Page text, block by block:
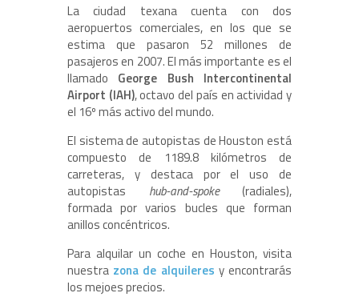
La ciudad texana cuenta con dos
aeropuertos comerciales, en los que se
estima que pasaron 52 millones de
pasajeros en 2007. El más importante es el
llamado George Bush Intercontinental
Airport (IAH), octavo del país en actividad y
el 16º más activo del mundo.
El sistema de autopistas de Houston está
compuesto de 1189.8 kilómetros de
carreteras, y destaca por el uso de
autopistas hub-and-spoke(radiales),
formada por varios bucles que forman
anillos concéntricos.
Para alquilar un coche en Houston, visita
nuestra zona de alquileres y encontrarás
los mejoes precios.